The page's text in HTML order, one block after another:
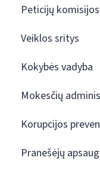
Peticijų
Veiklos sritys
Kokybės vadyba
Mokesčių
Korupcijos
Pranešėjų